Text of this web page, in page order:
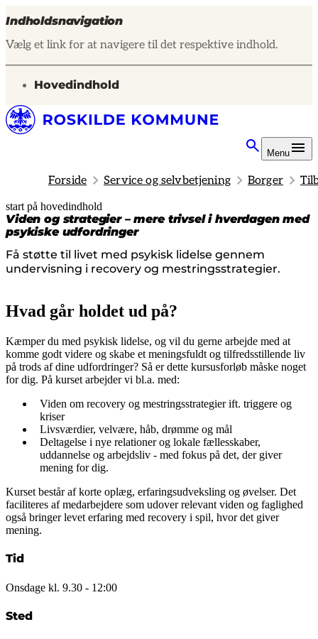
Indholdsnavigation
Vælg et link for at navigere til det respektive indhold.
gå til
Hovedindhold
Menu
Forside Service og selvbetjening Borger
start på hovedindhold
Viden og strategier – mere trivsel i hverdagen med
psykiske udfordringer
Få støtte til livet med psykisk lidelse gennem
undervisning i recovery og mestringsstrategier.
senest opdateret 17. juni 2026
Hvad går holdet ud på?
Kæmper du med psykisk lidelse, og vil du gerne arbejde med at
komme godt videre og skabe et meningsfuldt og tilfredsstillende liv
på trods af dine udfordringer? Så er dette kursusforløb måske noget
for dig. På kurset arbejder vi bl.a. med:
Viden om recovery og mestringsstrategier ift. triggere og
kriser
Livsværdier, velvære, håb, drømme og mål
Deltagelse i nye relationer og lokale fællesskaber,
uddannelse og arbejdsliv - med fokus på det, der giver
mening for dig.
Kurset består af korte oplæg, erfaringsudveksling og øvelser. Det
faciliteres af medarbejdere som udover relevant viden og faglighed
også bringer levet erfaring med recovery i spil, hvor det giver
mening.
Tid
Onsdage kl. 9.30 - 12:00
Sted